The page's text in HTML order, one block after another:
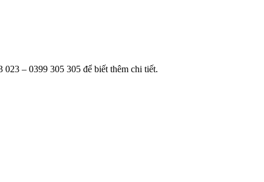
– 0399 305 305 để biết thêm chi tiết.